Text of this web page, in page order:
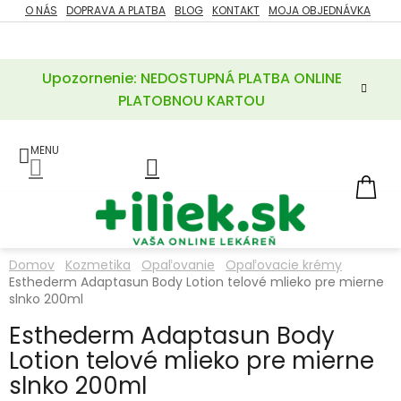
Prejsť
na
Upozornenie: NEDOSTUPNÁ PLATBA ONLINE
PLATOBNOU KARTOU
O NÁS DOPRAVA A PLATBA BLOG KONTAKT MOJA OBJEDNÁVKA
ZĽAVY
POTREBY
A
LIEKY
VITAMÍNY
A
KOZMETIKA
Domov Kozmetika Opaľovanie
Opaľovacie krémy
Esthederm Adaptasun Body Lotion telové mlieko pre mierne
slnko 200ml
Esthederm Adaptasun Body
Lotion telové mlieko pre mierne
slnko 200ml